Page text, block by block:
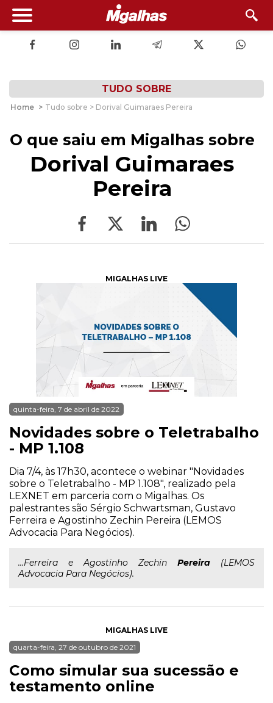
TUDO SOBRE
Home > Tudo sobre > Dorival Guimaraes Pereira
O que saiu em Migalhas sobre
Dorival Guimaraes
Pereira
MIGALHAS LIVE
quinta-feira, 7 de abril de 2022
Novidades sobre o Teletrabalho
- MP 1.108
Dia 7/4, às 17h30, acontece o webinar "Novidades
sobre o Teletrabalho - MP 1.108", realizado pela
LEXNET em parceria com o Migalhas. Os
palestrantes são Sérgio Schwartsman, Gustavo
Ferreira e Agostinho Zechin Pereira (LEMOS
Advocacia Para Negócios).
...Ferreira e Agostinho Zechin Pereira (LEMOS
Advocacia Para Negócios).
MIGALHAS LIVE
quarta-feira, 27 de outubro de 2021
Como simular sua sucessão e
testamento online